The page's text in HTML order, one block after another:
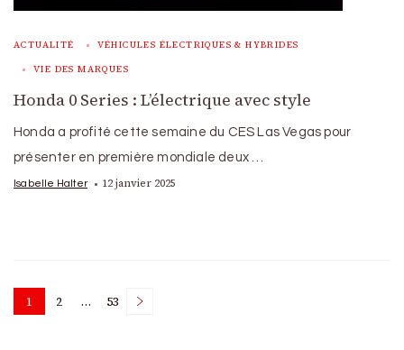
ACTUALITÉ VÉHICULES ÉLECTRIQUES & HYBRIDES
VIE DES MARQUES
Honda 0 Series : L’électrique avec style
Honda a profité cette semaine du CES Las Vegas pour
présenter en première mondiale deux …
Isabelle Halter 12 janvier 2025
Posts
Page
1 Page
2 … Page
53